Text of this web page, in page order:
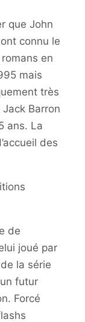
que John
connu le
en
mais
très
Barron
ans. La
des
de
joué par
la série
futur
Forcé